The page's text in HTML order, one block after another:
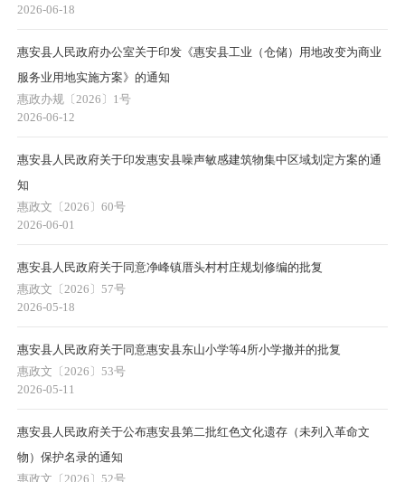
2026-06-18
惠安县人民政府办公室关于印发《惠安县工业（仓储）用地改变为商业
服务业用地实施方案》的通知
惠政办规〔2026〕1号
2026-06-12
惠安县人民政府关于印发惠安县噪声敏感建筑物集中区域划定方案的通
知
惠政文〔2026〕60号
2026-06-01
惠安县人民政府关于同意净峰镇厝头村村庄规划修编的批复
惠政文〔2026〕57号
2026-05-18
惠安县人民政府关于同意惠安县东山小学等4所小学撤并的批复
惠政文〔2026〕53号
2026-05-11
惠安县人民政府关于公布惠安县第二批红色文化遗存（未列入革命文
物）保护名录的通知
惠政文〔2026〕52号